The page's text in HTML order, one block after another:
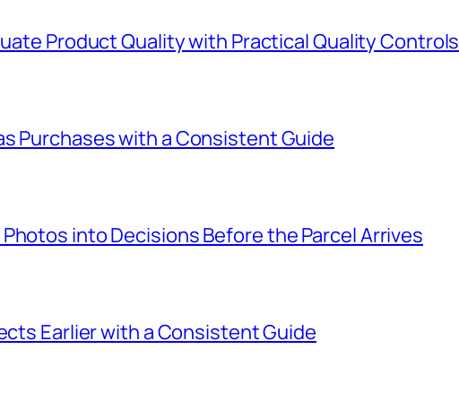
Product Quality with Practical Quality Controls
Purchases with a Consistent Guide
Photos into Decisions Before the Parcel Arrives
Earlier with a Consistent Guide